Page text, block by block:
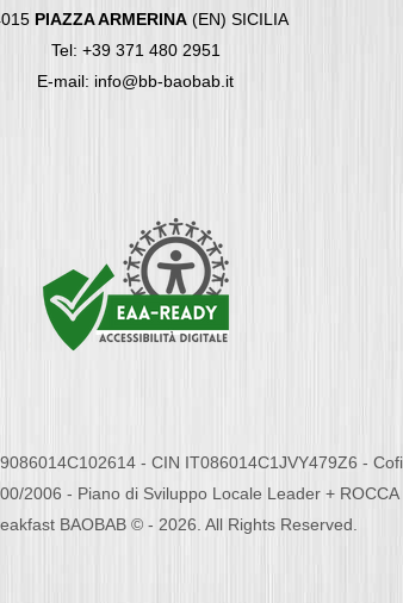
PIAZZA ARMERINA (EN) SICILIA
Tel: +39 371 480 2951
E-mail: info@bb-baobab.it
- CIN IT086014C1JVY479Z6 -
2006 - Piano di Sviluppo Locale Leader + ROCCA
BAOBAB © - 2026. All Rights Reserved.